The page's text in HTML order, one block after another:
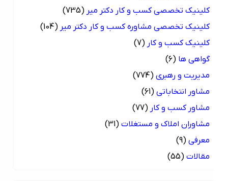
کلینیک تخصصی کسب و کار دکتر میر (735)
کلینیک تخصصی مشاوره کسب و کار دکتر میر (104)
کلینیک کسب و کار (7)
گواهی ها (6)
مدیریت و رهبری (774)
مشاور انتخاباتی (61)
مشاور کسب و کار (77)
مشاوران املاک و مستغلات (31)
معرفی (9)
مقالات (55)